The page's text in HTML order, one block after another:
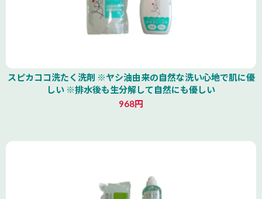
スピカココ洗たく洗剤 ※ヤシ油由来の自然な洗い心地で肌に優
しい ※排水後も生分解して自然にも優しい
968円